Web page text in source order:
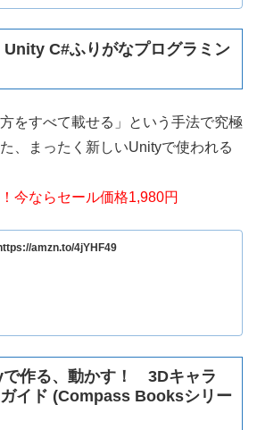
Unity C#ふりがなプログラミン
をすべて載せる」という手法で究極
、まったく新しいUnityで使われる
今ならセール価格1,980円
amzn.to/4jYHF49
作る、動かす！ 3Dキャラ
イド (Compass Booksシリー